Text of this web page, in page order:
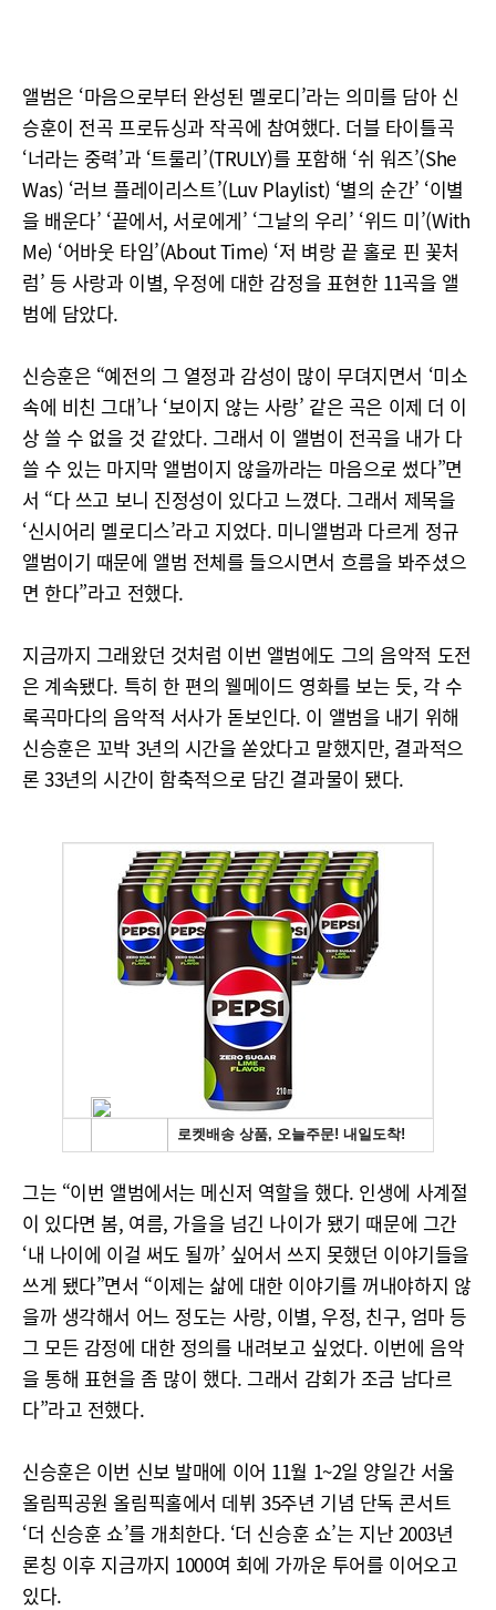
앨범은 ‘마음으로부터 완성된 멜로디’라는 의미를 담아 신
승훈이 전곡 프로듀싱과 작곡에 참여했다. 더블 타이틀곡
‘너라는 중력’과 ‘트룰리’(TRULY)를 포함해 ‘쉬 워즈’(She
Was) ‘러브 플레이리스트’(Luv Playlist) ‘별의 순간’ ‘이별
을 배운다’ ‘끝에서, 서로에게’ ‘그날의 우리’ ‘위드 미’(With
Me) ‘어바웃 타임’(About Time) ‘저 벼랑 끝 홀로 핀 꽃처
럼’ 등 사랑과 이별, 우정에 대한 감정을 표현한 11곡을 앨
범에 담았다.
신승훈은 “예전의 그 열정과 감성이 많이 무뎌지면서 ‘미소
속에 비친 그대’나 ‘보이지 않는 사랑’ 같은 곡은 이제 더 이
상 쓸 수 없을 것 같았다. 그래서 이 앨범이 전곡을 내가 다
쓸 수 있는 마지막 앨범이지 않을까라는 마음으로 썼다”면
서 “다 쓰고 보니 진정성이 있다고 느꼈다. 그래서 제목을
‘신시어리 멜로디스’라고 지었다. 미니앨범과 다르게 정규
앨범이기 때문에 앨범 전체를 들으시면서 흐름을 봐주셨으
면 한다”라고 전했다.
지금까지 그래왔던 것처럼 이번 앨범에도 그의 음악적 도전
은 계속됐다. 특히 한 편의 웰메이드 영화를 보는 듯, 각 수
록곡마다의 음악적 서사가 돋보인다. 이 앨범을 내기 위해
신승훈은 꼬박 3년의 시간을 쏟았다고 말했지만, 결과적으
론 33년의 시간이 함축적으로 담긴 결과물이 됐다.
그는 “이번 앨범에서는 메신저 역할을 했다. 인생에 사계절
이 있다면 봄, 여름, 가을을 넘긴 나이가 됐기 때문에 그간
‘내 나이에 이걸 써도 될까’ 싶어서 쓰지 못했던 이야기들을
쓰게 됐다”면서 “이제는 삶에 대한 이야기를 꺼내야하지 않
을까 생각해서 어느 정도는 사랑, 이별, 우정, 친구, 엄마 등
그 모든 감정에 대한 정의를 내려보고 싶었다. 이번에 음악
을 통해 표현을 좀 많이 했다. 그래서 감회가 조금 남다르
다”라고 전했다.
신승훈은 이번 신보 발매에 이어 11월 1~2일 양일간 서울
올림픽공원 올림픽홀에서 데뷔 35주년 기념 단독 콘서트
‘더 신승훈 쇼’를 개최한다. ‘더 신승훈 쇼’는 지난 2003년
론칭 이후 지금까지 1000여 회에 가까운 투어를 이어오고
있다.